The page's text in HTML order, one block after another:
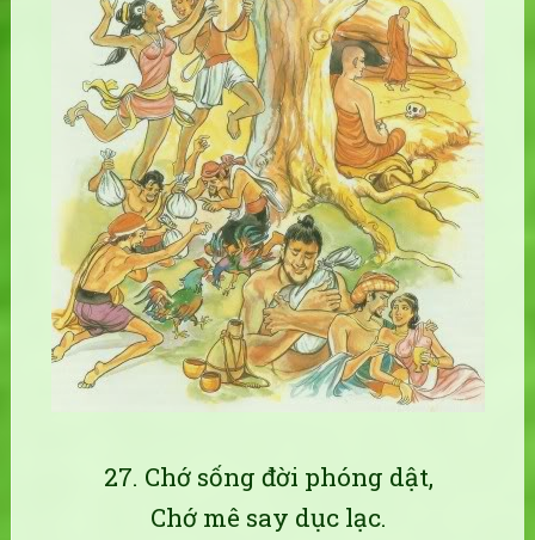
27. Chớ sống đời phóng dật,
Chớ mê say dục lạc.